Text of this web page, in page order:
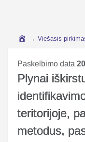
→ Viešasis
Paskelbimo data
Plynai
teritorijoje,
metodus,